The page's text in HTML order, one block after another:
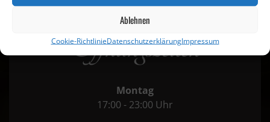
Ablehnen
Cookie-RichtlinieDatenschutzerklärungImpressum
Öffnungszeiten
Montag
17:00 - 23:00 Uhr